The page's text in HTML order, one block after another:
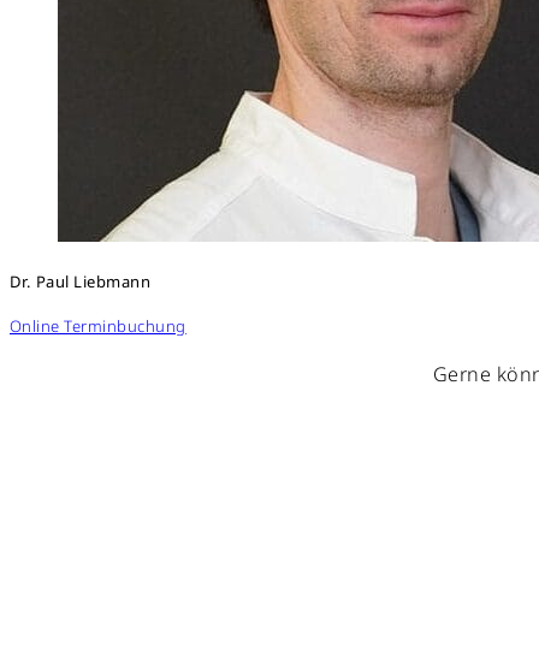
Dr. Paul Liebmann
Online Terminbuchung
Gerne